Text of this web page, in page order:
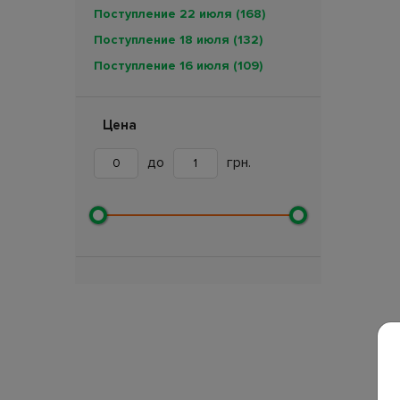
Поступление 22 июля (168)
Поступление 18 июля (132)
Поступление 16 июля (109)
Поступление 7 июля
Поступление 4 июля (114)
Поступление 30 июня(225)
Цена
до грн.